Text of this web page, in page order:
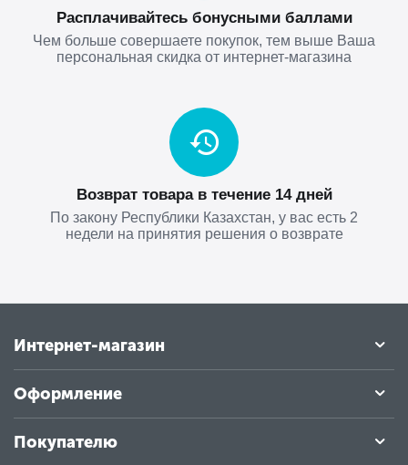
Расплачивайтесь бонусными баллами
Чем больше совершаете покупок, тем выше Ваша
персональная скидка от интернет-магазина
Возврат товара в течение 14 дней
По закону Республики Казахстан, у вас есть 2
недели на принятия решения о возврате
Интернет-магазин
Оформление
Покупателю